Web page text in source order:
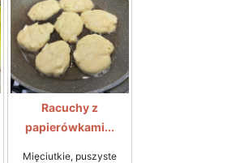
Racuchy z
papierówkami...
Mięciutkie, puszyste